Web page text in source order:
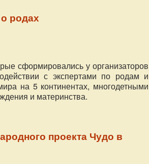
родах
сформировались у организаторов
с экспертами по родам и
на 5 континентах, многодетными
и материнства.
проекта Чудо в